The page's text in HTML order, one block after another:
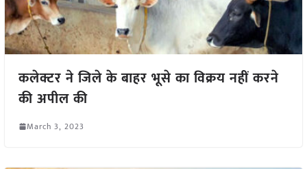
कलेक्टर ने जिले के बाहर भूसे का विक्रय नहीं करने
की अपील की
March 3, 2023